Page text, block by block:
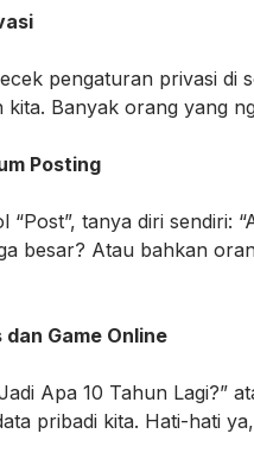
pengaturan privasi di
kita. Banyak orang yang
Posting
“Post”, tanya diri sendiri:
besar? Atau bahkan
Game Online
Apa 10 Tahun Lagi?”
pribadi kita. Hati-hati